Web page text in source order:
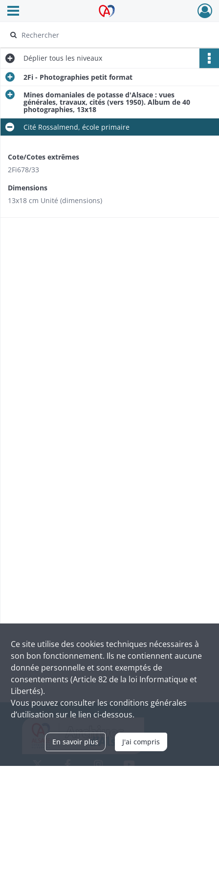
Archives Alsace - Colmar
Ouvrir le menu déroulant
Déplier tous les niveaux
2Fi - Photographies petit format
Mines domaniales de potasse d'Alsace : vues
générales, travaux, cités (vers 1950). Album de 40
photographies, 13x18
Cité Rossalmend, école primaire
Cote/Cotes extrêmes
2Fi678/33
Dimensions
13x18 cm Unité (dimensions)
Ce site utilise des cookies techniques nécessaires à
son bon fonctionnement. Ils ne contiennent aucune
donnée personnelle et sont exemptés de
consentements (Article 82 de la loi Informatique et
Libertés).
Vous pouvez consulter les conditions générales
d’utilisation sur le lien ci-dessous.
En savoir plus J'ai compris